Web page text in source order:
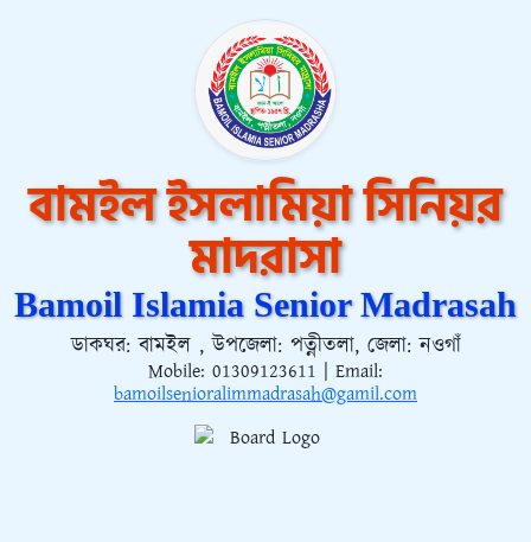
বামইল ইসলামিয়া সিনিয়র
মাদরাসা
Bamoil Islamia Senior Madrasah
ডাকঘর: বামইল , উপজেলা: পত্নীতলা, জেলা: নওগাঁ
Mobile: 01309123611 | Email:
bamoilsenioralimmadrasah@gamil.com